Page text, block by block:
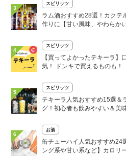
3
スピリッツ
ラム酒おすすめ28選！カクテ
作りに【甘い風味、やわらか
4
スピリッツ
【買ってよかったテキーラ】
気！ ドンキで買えるものも！
5
スピリッツ
テキーラ人気おすすめ15選＆
グ！初心者も飲みやすい＆美
6
お酒
缶チューハイ人気おすすめ24
ング系や甘い系など】カロリ